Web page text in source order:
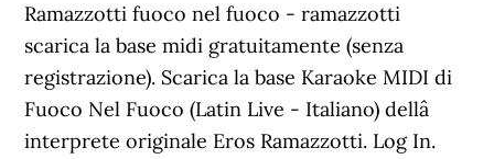
Ramazzotti fuoco nel fuoco - ramazzotti
scarica la base midi gratuitamente (senza
registrazione). Scarica la base Karaoke MIDI di
Fuoco Nel Fuoco (Latin Live - Italiano) dellâ
interprete originale Eros Ramazzotti. Log In.